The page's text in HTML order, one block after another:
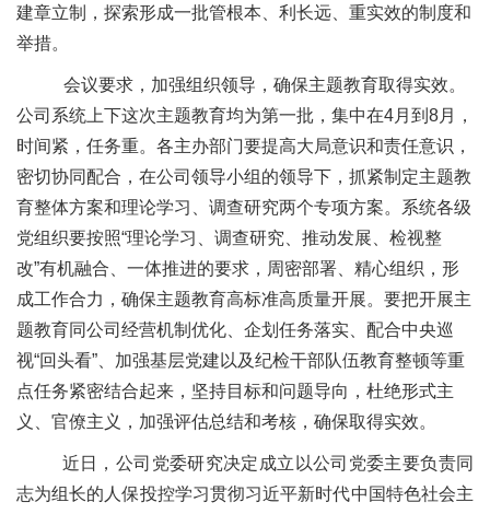
建章立制，探索形成一批管根本、利长远、重实效的制度和
举措。
会议要求， 加强组织领导，确保主题教育取得实效。
公司系统上下这次主题教育均为第一批，集中在4月到 8月，
时间紧，任务重。 各主办部门要提高大局意识和责任意识，
密切协同配合，在公司领导小组的领导下，抓紧制定主题教
育整体方案和理论学习、调查研究两个专项方案。系统各级
党组织要按照“理论学习、调查研究、推动发展、检视整
改”有机融合、一体推进的要求，周密部署、精心组织，形
成工作合力，确保主题教育高标准高质量开展。要把开展主
题教育同公司经营机制优化、 企划任务落实、 配合中央巡
视“回头看” 、加强基层党建以及纪检干部队伍教育整顿等重
点任务紧密结合起来，坚持目标和问题导向，杜绝形式主
义、官僚主义，加强评估总结和考核，确保取得实效。
近日，公司党委研究决定成立以公司党委主要负责同
志为组长的人保投控学习贯彻习近平新时代中国特色社会主